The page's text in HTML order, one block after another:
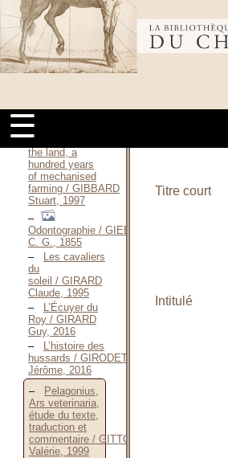
mondiale
cheval
☰
Die Reiter
und die
Rittercenturien
zur Zeit der
Römischen
Republik —
1883 / GERATHEWOHL
l’agricoltura / GIANOLI
Luigi, 1981
the land, a
hundred years
of mechanised
farming / GIBBARD
Stuart, 1997
Odontographie / GIEBEL
C. G., 1855
Les cavaliers
du
soleil / GIRARD
Claude, 1995
L’Écuyer du
Roy / GIRARD
Guy, 2016
L’histoire des
hussards / GIRODET
Jérôme, 2016
Pelagonius,
Ars veterinaria,
étude du texte,
traduction et
commentaire / GITTON
Valérie, 1999
Titre court
Intitulé